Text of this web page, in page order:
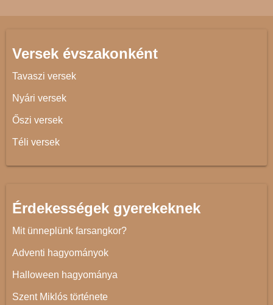
Versek évszakonként
Tavaszi versek
Nyári versek
Őszi versek
Téli versek
Érdekességek gyerekeknek
Mit ünneplünk farsangkor?
Adventi hagyományok
Halloween hagyománya
Szent Miklós története